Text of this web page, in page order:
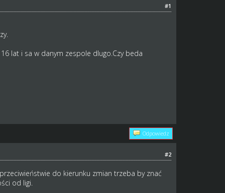
#1
lat i sa w danym zespole dlugo.Czy beda
Odpowiedz
#2
do kierunku zmian trzeba by znać
od ligi.